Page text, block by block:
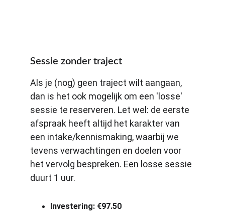
Sessie zonder traject
Als je (nog) geen traject wilt aangaan,
dan is het ook mogelijk om een 'losse'
sessie te reserveren. Let wel: de eerste
afspraak heeft altijd het karakter van
een intake/kennismaking, waarbij we
tevens verwachtingen en doelen voor
het vervolg bespreken. Een losse sessie
duurt 1 uur.
Investering: €97.50